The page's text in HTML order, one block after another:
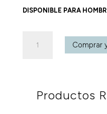
DISPONIBLE PARA
Permanente
Comprar
Productos